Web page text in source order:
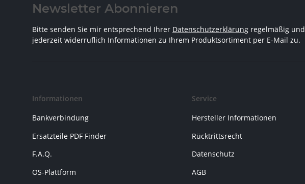
Newsletter Abonnieren
Bitte senden Sie mir entsprechend Ihrer Datenschutzerklärung regelmäßig und
jederzeit widerruflich Informationen zu Ihrem Produktsortiment per E-Mail zu.
Informationen
Bankverbindung
Ersatzteile PDF Finder
F.A.Q.
OS-Plattform
Service
Hersteller Informationen
Rücktrittsrecht
Datenschutz
AGB